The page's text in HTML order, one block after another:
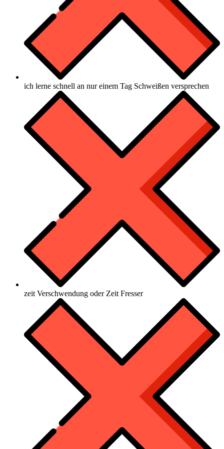
ich lerne schnell an nur einem Tag Schweißen versprechen
zeit Verschwendung oder Zeit Fresser